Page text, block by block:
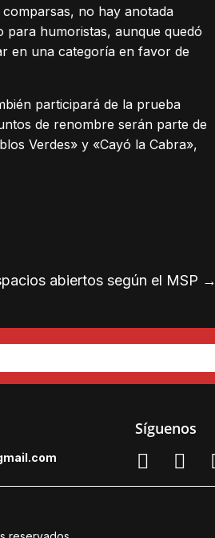
no hay anotada
para humoristas, aunque quedó
en una categoría en favor de
participará de la prueba
de renombre serán parte de
Verdes» y «Cayó la Cabra»,
abiertos según el MSP →
com
Síguenos